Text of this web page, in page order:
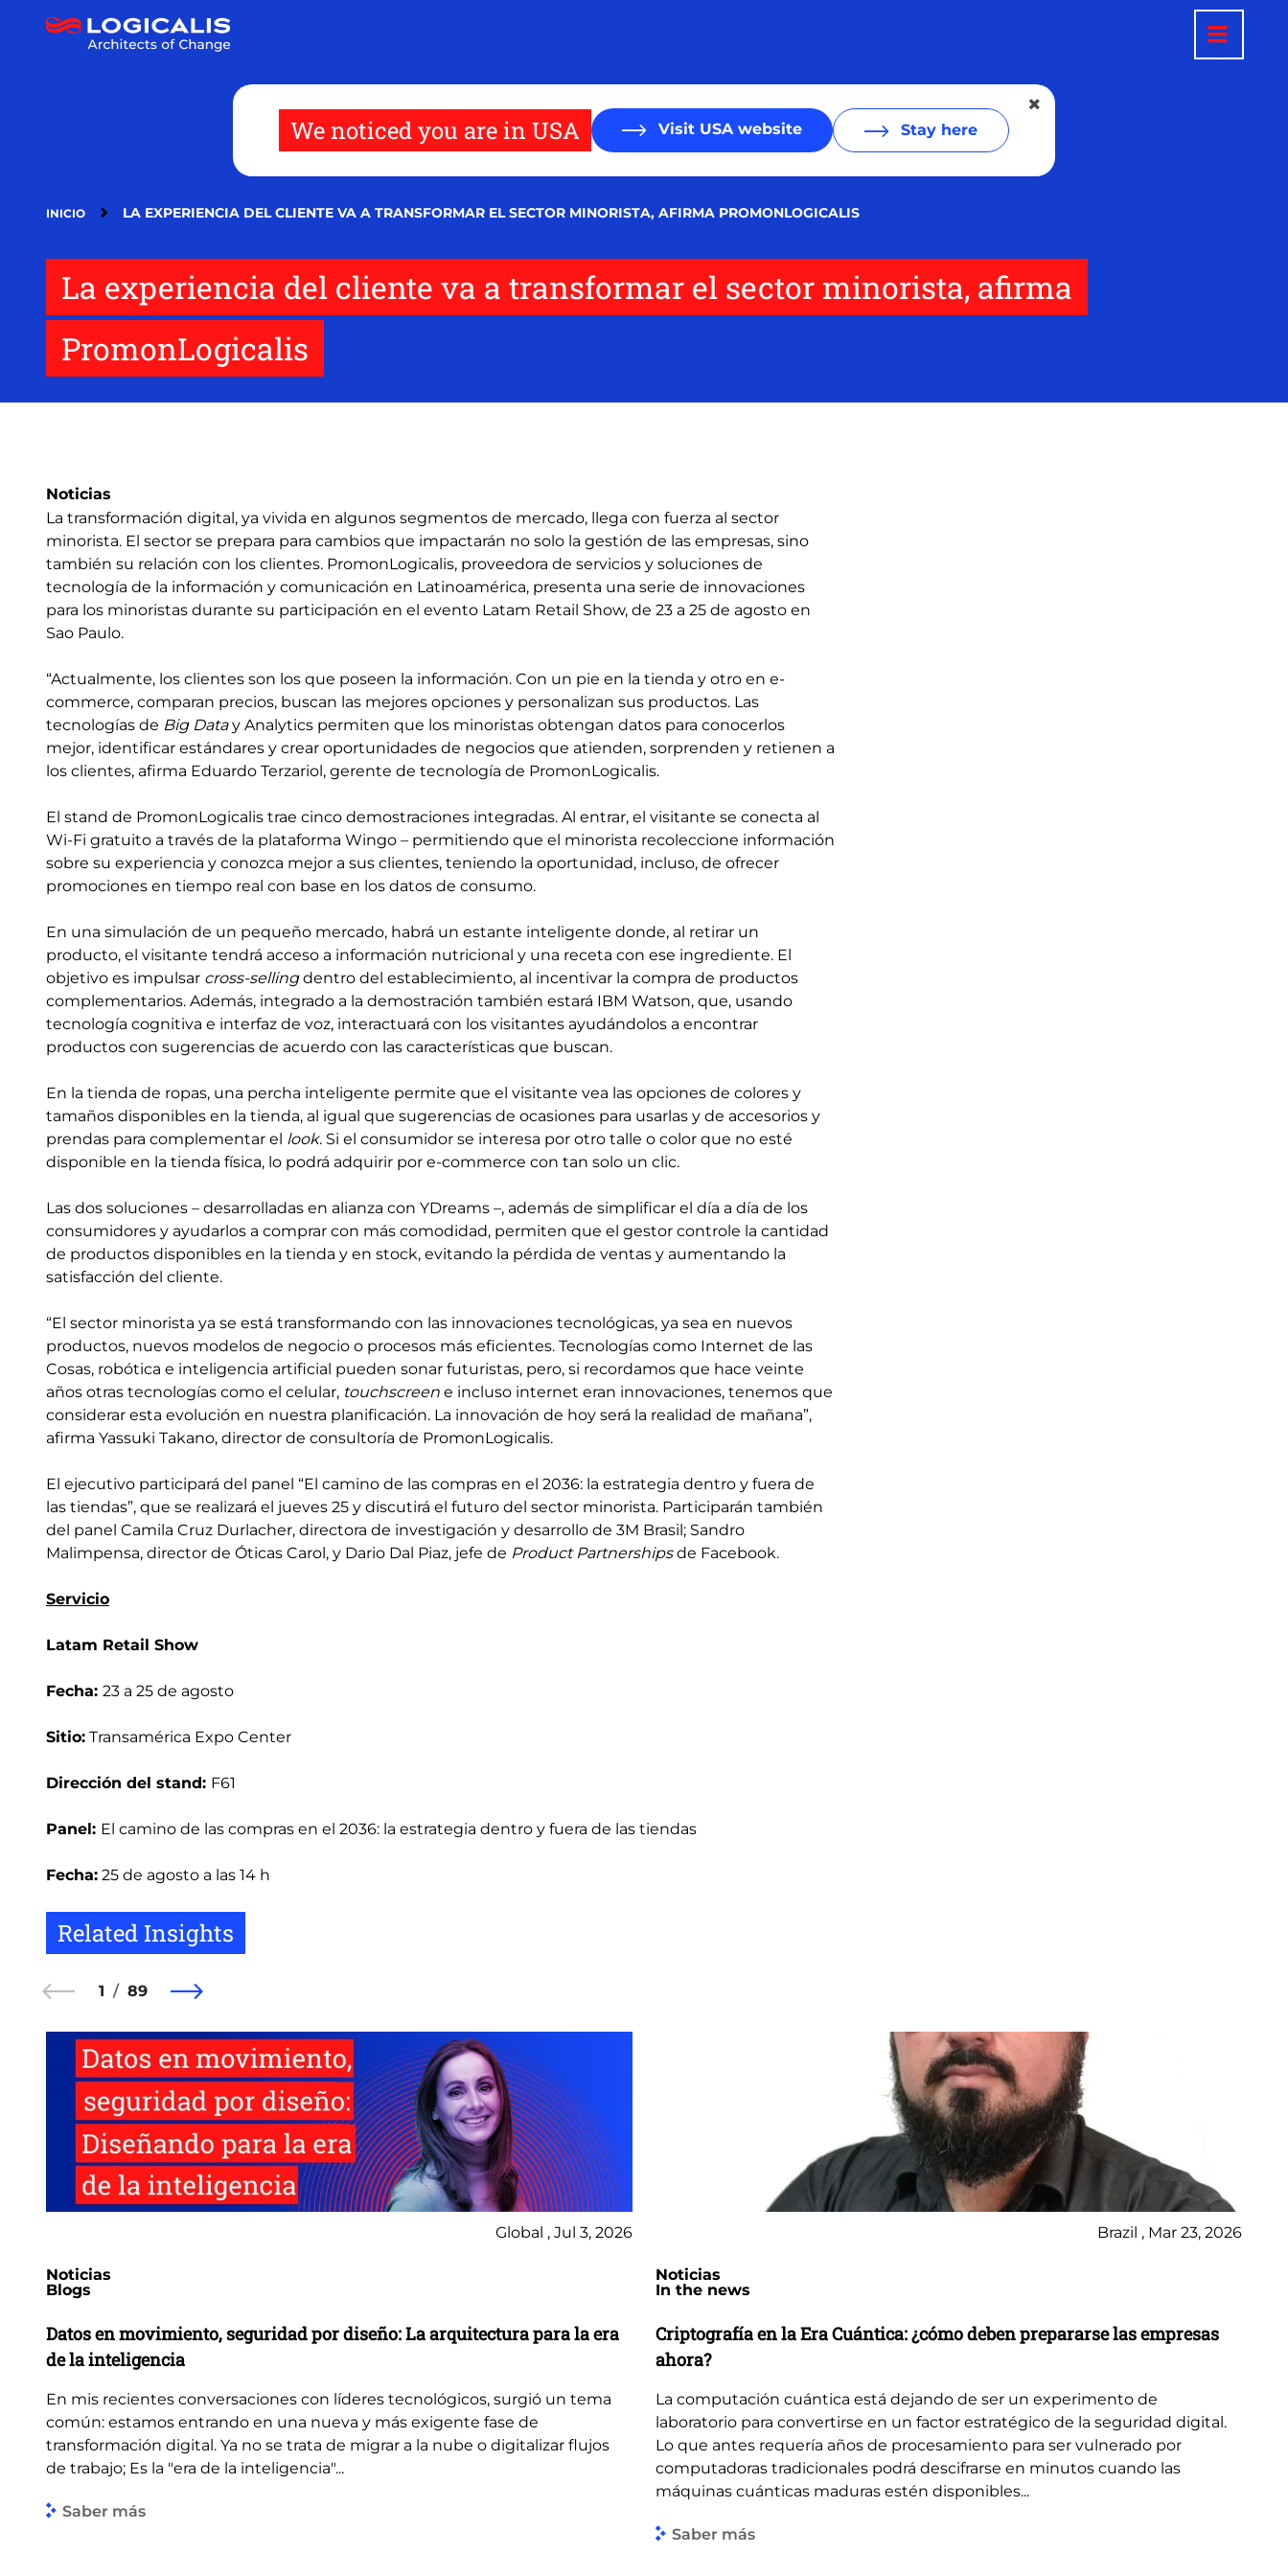
contenido
We noticed you are in USA Visit USA website Stay here
INICIO LA EXPERIENCIA DEL CLIENTE VA A TRANSFORMAR EL SECTOR MINORISTA, AFIRMA PROMONLOGICALIS
La experiencia del cliente va a transformar el sector minorista, afirma
PromonLogicalis
Noticias
La transformación digital, ya vivida en algunos segmentos de mercado, llega con fuerza al sector
minorista. El sector se prepara para cambios que impactarán no solo la gestión de las empresas, sino
también su relación con los clientes. PromonLogicalis, proveedora de servicios y soluciones de
tecnología de la información y comunicación en Latinoamérica, presenta una serie de innovaciones
para los minoristas durante su participación en el evento Latam Retail Show, de 23 a 25 de agosto en
Sao Paulo.
“Actualmente, los clientes son los que poseen la información. Con un pie en la tienda y otro en e-
commerce, comparan precios, buscan las mejores opciones y personalizan sus productos. Las
tecnologías de Big Datay Analytics permiten que los minoristas obtengan datos para conocerlos
mejor, identificar estándares y crear oportunidades de negocios que atienden, sorprenden y retienen a
los clientes, afirma Eduardo Terzariol, gerente de tecnología de PromonLogicalis.
El stand de PromonLogicalis trae cinco demostraciones integradas. Al entrar, el visitante se conecta al
Wi-Fi gratuito a través de la plataforma Wingo – permitiendo que el minorista recoleccione información
sobre su experiencia y conozca mejor a sus clientes, teniendo la oportunidad, incluso, de ofrecer
promociones en tiempo real con base en los datos de consumo.
En una simulación de un pequeño mercado, habrá un estante inteligente donde, al retirar un
producto, el visitante tendrá acceso a información nutricional y una receta con ese ingrediente. El
objetivo es impulsar cross-sellingdentro del establecimiento, al incentivar la compra de productos
complementarios. Además, integrado a la demostración también estará IBM Watson, que, usando
tecnología cognitiva e interfaz de voz, interactuará con los visitantes ayudándolos a encontrar
productos con sugerencias de acuerdo con las características que buscan.
En la tienda de ropas, una percha inteligente permite que el visitante vea las opciones de colores y
tamaños disponibles en la tienda, al igual que sugerencias de ocasiones para usarlas y de accesorios y
prendas para complementar el look. Si el consumidor se interesa por otro talle o color que no esté
disponible en la tienda física, lo podrá adquirir por e-commerce con tan solo un clic.
Las dos soluciones – desarrolladas en alianza con YDreams –, además de simplificar el día a día de los
consumidores y ayudarlos a comprar con más comodidad, permiten que el gestor controle la cantidad
de productos disponibles en la tienda y en stock, evitando la pérdida de ventas y aumentando la
satisfacción del cliente.
“El sector minorista ya se está transformando con las innovaciones tecnológicas, ya sea en nuevos
productos, nuevos modelos de negocio o procesos más eficientes. Tecnologías como Internet de las
Cosas, robótica e inteligencia artificial pueden sonar futuristas, pero, si recordamos que hace veinte
años otras tecnologías como el celular, touchscreen e incluso internet eran innovaciones, tenemos que
considerar esta evolución en nuestra planificación. La innovación de hoy será la realidad de mañana”,
afirma Yassuki Takano, director de consultoría de PromonLogicalis.
El ejecutivo participará del panel “El camino de las compras en el 2036: la estrategia dentro y fuera de
las tiendas”, que se realizará el jueves 25 y discutirá el futuro del sector minorista. Participarán también
del panel Camila Cruz Durlacher, directora de investigación y desarrollo de 3M Brasil; Sandro
Malimpensa, director de Óticas Carol, y Dario Dal Piaz, jefe de Product Partnershipsde Facebook.
Servicio
Latam Retail Show
Fecha: 23 a 25 de agosto
Sitio: Transamérica Expo Center
Dirección del stand: F61
Panel: El camino de las compras en el 2036: la estrategia dentro y fuera de las tiendas
Fecha: 25 de agosto a las 14 h
Related Insights
1 89
Global , Jul 3, 2026
Noticias
Blogs
Datos en movimiento, seguridad por diseño: La arquitectura para la era
de la inteligencia
En mis recientes conversaciones con líderes tecnológicos, surgió un tema
común: estamos entrando en una nueva y más exigente fase de
transformación digital. Ya no se trata de migrar a la nube o digitalizar flujos
de trabajo; Es la "era de la inteligencia"...
Saber más
Brazil , Mar 23, 2026
Noticias
In the news
Criptografía en la Era Cuántica: ¿cómo deben prepararse las empresas
ahora?
La computación cuántica está dejando de ser un experimento de
laboratorio para convertirse en un factor estratégico de la seguridad digital.
Lo que antes requería años de procesamiento para ser vulnerado por
computadoras tradicionales podrá descifrarse en minutos cuando las
máquinas cuánticas maduras estén disponibles...
Saber más